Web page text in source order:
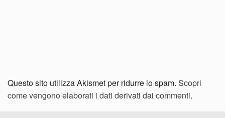
Questo sito utilizza Akismet per ridurre lo spam. Scopri
come vengono elaborati i dati derivati dai commenti.